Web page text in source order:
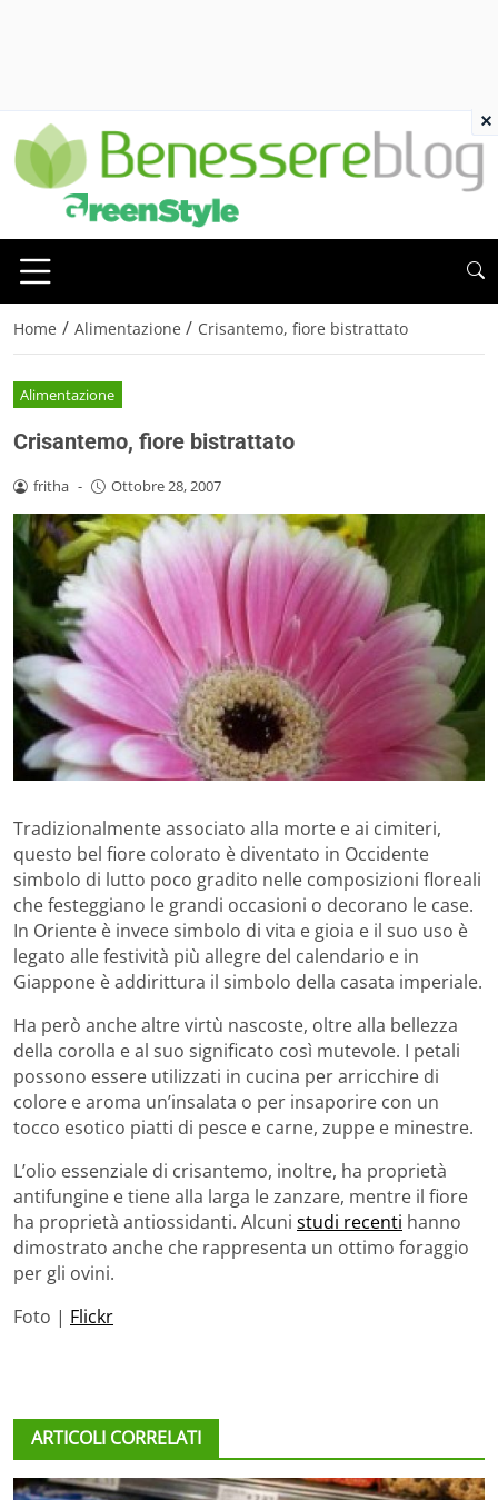
Home / Alimentazione / Crisantemo, fiore bistrattato
Alimentazione
Crisantemo, fiore bistrattato
fritha - Ottobre 28, 2007
Tradizionalmente associato alla morte e ai cimiteri,
questo bel fiore colorato è diventato in Occidente
simbolo di lutto poco gradito nelle composizioni floreali
che festeggiano le grandi occasioni o decorano le case.
In Oriente è invece simbolo di vita e gioia e il suo uso è
legato alle festività più allegre del calendario e in
Giappone è addirittura il simbolo della casata imperiale.
Ha però anche altre virtù nascoste, oltre alla bellezza
della corolla e al suo significato così mutevole. I petali
possono essere utilizzati in cucina per arricchire di
colore e aroma un’insalata o per insaporire con un
tocco esotico piatti di pesce e carne, zuppe e minestre.
L’olio essenziale di crisantemo, inoltre, ha proprietà
antifungine e tiene alla larga le zanzare, mentre il fiore
ha proprietà antiossidanti. Alcuni studi recenti hanno
dimostrato anche che rappresenta un ottimo foraggio
per gli ovini.
Foto | Flickr
ARTICOLI CORRELATI
×